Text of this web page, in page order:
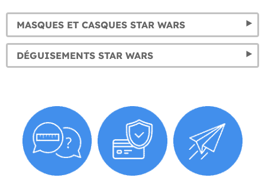
MASQUES ET CASQUES STAR WARS
DÉGUISEMENTS STAR WARS